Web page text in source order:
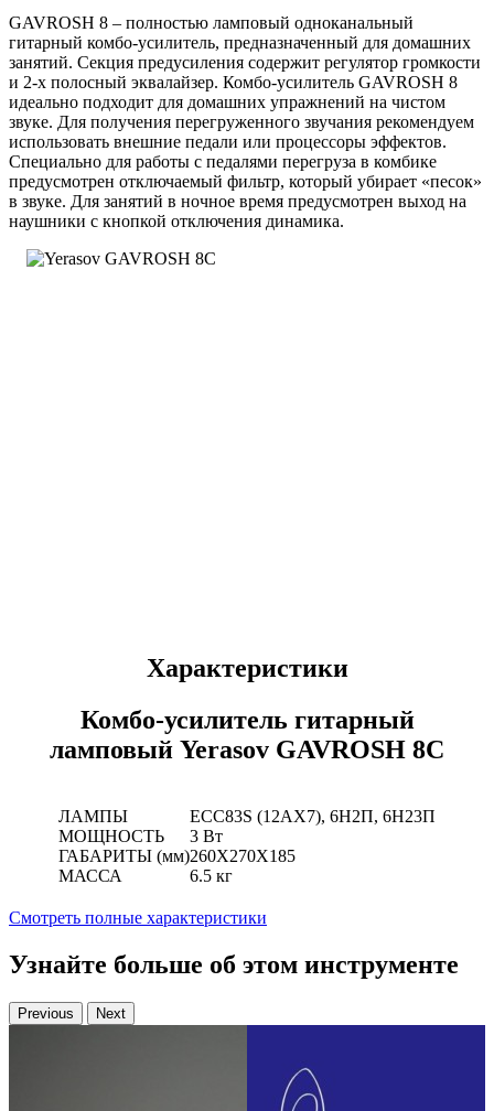
GAVROSH 8 – полностью ламповый одноканальный
гитарный комбо-усилитель, предназначенный для домашних
занятий. Секция предусиления содержит регулятор громкости
и 2-х полосный эквалайзер. Комбо-усилитель GAVROSH 8
идеально подходит для домашних упражнений на чистом
звуке. Для получения перегруженного звучания рекомендуем
использовать внешние педали или процессоры эффектов.
Специально для работы с педалями перегруза в комбике
предусмотрен отключаемый фильтр, который убирает «песок»
в звуке. Для занятий в ночное время предусмотрен выход на
наушники с кнопкой отключения динамика.
Характеристики
Комбо-усилитель гитарный
ламповый Yerasov GAVROSH 8C
ЛАМПЫ
ECC83S (12AX7), 6Н2П, 6Н23П
МОЩНОСТЬ
3 Вт
ГАБАРИТЫ (мм)260Х270Х185
МАССА
6.5 кг
Смотреть полные характеристики
Узнайте больше об этом инструменте
Previous Next